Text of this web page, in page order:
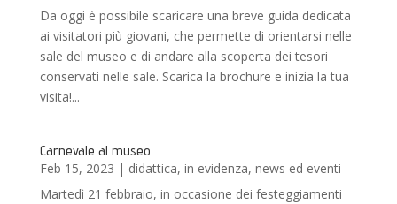
Da oggi è possibile scaricare una breve guida dedicata
ai visitatori più giovani, che permette di orientarsi nelle
sale del museo e di andare alla scoperta dei tesori
conservati nelle sale. Scarica la brochure e inizia la tua
visita!...
Carnevale al museo
Feb 15, 2023 | didattica, in evidenza, news ed eventi
Martedì 21 febbraio, in occasione dei festeggiamenti